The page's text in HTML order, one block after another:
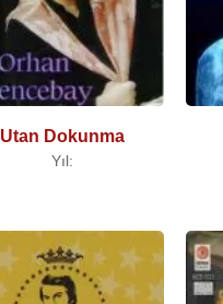
Utan Dokunma
Yıl: